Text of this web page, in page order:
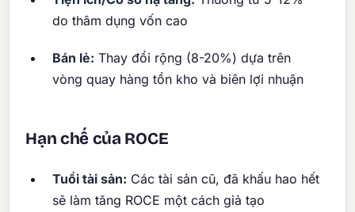
do thâm dụng vốn cao
Bán lẻ: Thay đổi rộng (8-20%) dựa trên
vòng quay hàng tồn kho và biên lợi nhuận
Hạn chế của ROCE
Tuổi tài sản: Các tài sản cũ, đã khấu hao hết
sẽ làm tăng ROCE một cách giả tạo